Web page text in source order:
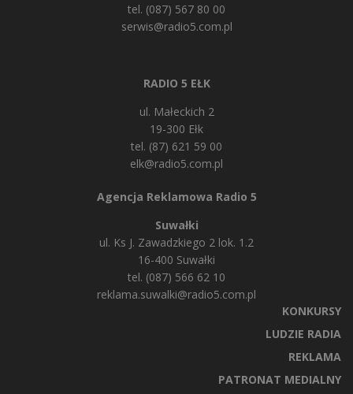
tel. (087) 567 80 00
serwis@radio5.com.pl
RADIO 5 EŁK
ul. Małeckich 2
19-300 Ełk
tel. (87) 621 59 00
elk@radio5.com.pl
Agencja Reklamowa Radio 5
Suwałki
ul. Ks J. Zawadzkiego 2 lok. 1.2
16-400 Suwałki
tel. (087) 566 62 10
reklama.suwalki@radio5.com.pl
KONKURSY
LUDZIE RADIA
REKLAMA
PATRONAT MEDIALNY